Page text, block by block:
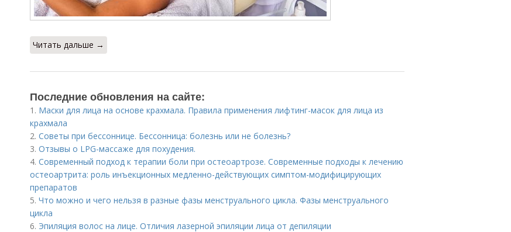
Читать дальше →
Последние обновления на сайте:
1. Маски для лица на основе крахмала. Правила применения лифтинг-масок для лица из
крахмала
2. Советы при бессоннице. Бессонница: болезнь или не болезнь?
3. Отзывы о LPG-массаже для похудения.
4. Современный подход к терапии боли при остеоартрозе. Современные подходы к лечению
остеоартрита: роль инъекционных медленно-действующих симптом-модифицирующих
препаратов
5. Что можно и чего нельзя в разные фазы менструального цикла. Фазы менструального
цикла
6. Эпиляция волос на лице. Отличия лазерной эпиляции лица от депиляции